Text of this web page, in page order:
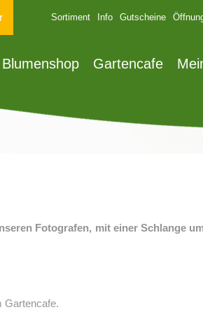
Sortiment Info Gutscheine
Blumenshop Gartencafe
Fotografen, mit einer Schlange
Gartencafe.